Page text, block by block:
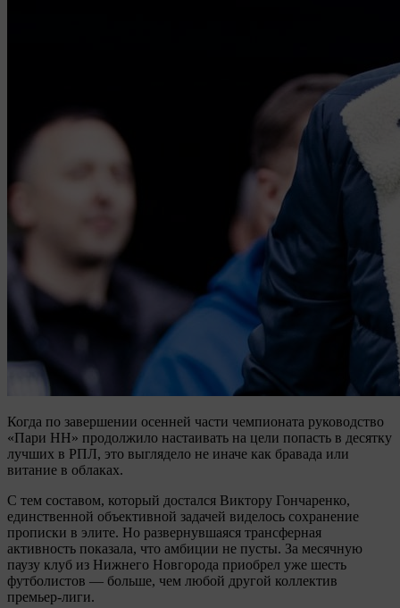
Когда по завершении осенней части чемпионата руководство
«Пари НН» продолжило настаивать на цели попасть в десятку
лучших в РПЛ, это выглядело не иначе как бравада или
витание в облаках.
С тем составом, который достался Виктору Гончаренко,
единственной объективной задачей виделось сохранение
прописки в элите. Но развернувшаяся трансферная
активность показала, что амбиции не пусты. За месячную
паузу клуб из Нижнего Новгорода приобрел уже шесть
футболистов — больше, чем любой другой коллектив
премьер-лиги.